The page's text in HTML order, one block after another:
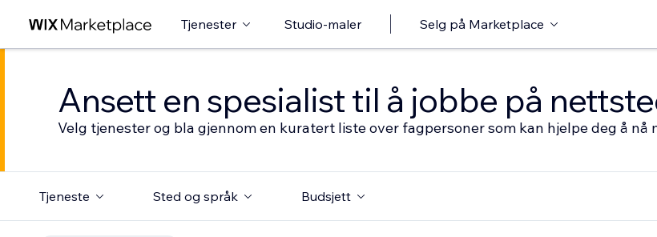
Tjenester Studio-maler Selg på Marketplace
Ansett en spesialist til å jobbe på
Velg tjenester og bla gjennom en kuratert liste over fagpersoner som kan hjelpe deg å nå
Tjeneste Sted og språk Budsjett